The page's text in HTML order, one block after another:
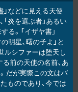
」などに見える天使
「炎を選ぶ者」あるい
る。「イザヤ書」
明星、曙の子よ」と
ルシファーは堕天し
る前の天使の名前、あ
だが実際この文はバ
ものであり、今では